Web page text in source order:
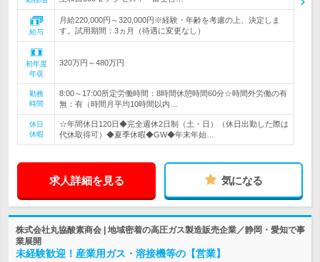
給与
月給220,000円～320,000円※経験・年齢を考慮の上、決定しま
す。試用期間：3ヵ月（待遇に変更なし）
初年度
年収
320万円～480万円
勤務
時間
8:00～17:00所定労働時間：8時間休憩時間60分☆時間外労働の有
無：有（時間月平均10時間以内…
休日
休暇
☆年間休日120日◆完全週休2日制（土・日）（休日出勤した際は
代休取得可）◆夏季休暇◆GW◆年末年始…
求人詳細を見る 気になる
株式会社丸協酸素商会 | 地域密着の高圧ガス製造販売企業／静岡・愛知で事
業展開
未経験歓迎！産業用ガス・溶接機等の【営業】